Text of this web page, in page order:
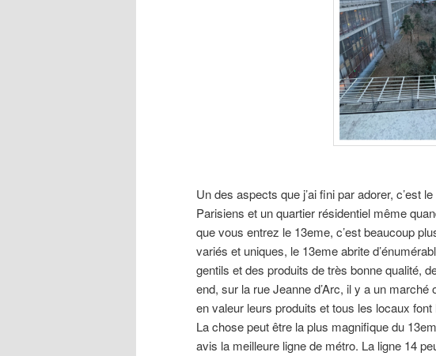
Un des aspects que j’ai fini par adorer, c’est
Parisiens et un quartier résidentiel même
que vous entrez le 13eme, c’est beaucoup
variés et uniques, le 13eme abrite
gentils et des produits de très bonne qualité,
end, sur la rue Jeanne d’Arc, il y a un
en valeur leurs produits et tous les locaux
La chose peut être la plus magnifique du
avis la meilleure ligne de métro. La ligne 14